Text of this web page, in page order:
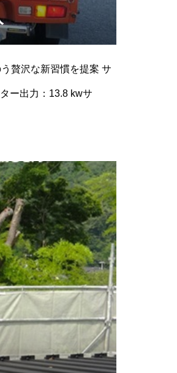
贅沢な新習慣を提案 サ
ー出力：13.8 kwサ